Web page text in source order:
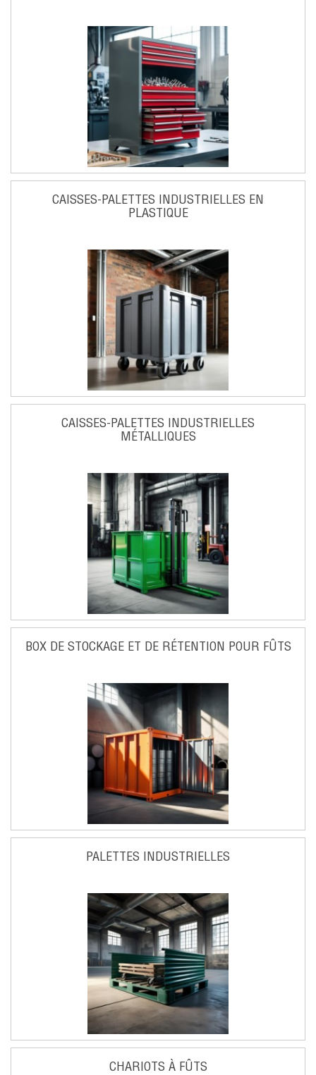
CAISSES-PALETTES INDUSTRIELLES EN
PLASTIQUE
CAISSES-PALETTES INDUSTRIELLES
MÉTALLIQUES
BOX DE STOCKAGE ET DE RÉTENTION POUR FÛTS
PALETTES INDUSTRIELLES
CHARIOTS À FÛTS